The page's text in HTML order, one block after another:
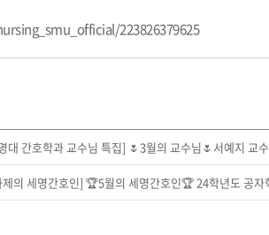
223826379625
대 간호학과 교수님 특집] 🌷3월의 교수님🌷서예지 교
의 세명간호인] 🏆5월의 세명간호인🏆 24학년도 공자